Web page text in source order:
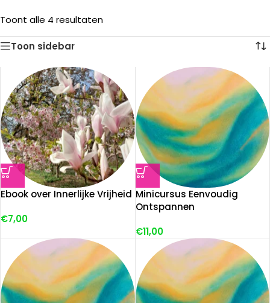
Toont alle 4 resultaten
Toon sidebar
Ebook over Innerlijke Vrijheid
€7,00
Minicursus Eenvoudig
Ontspannen
€11,00